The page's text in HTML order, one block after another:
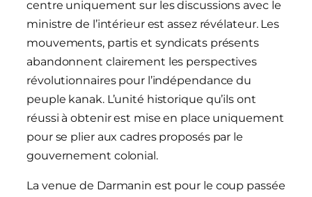
centre uniquement sur les discussions avec le
ministre de l’intérieur est assez révélateur. Les
mouvements, partis et syndicats présents
abandonnent clairement les perspectives
révolutionnaires pour l’indépendance du
peuple kanak. L’unité historique qu’ils ont
réussi à obtenir est mise en place uniquement
pour se plier aux cadres proposés par le
gouvernement colonial.
La venue de Darmanin est pour le coup passée